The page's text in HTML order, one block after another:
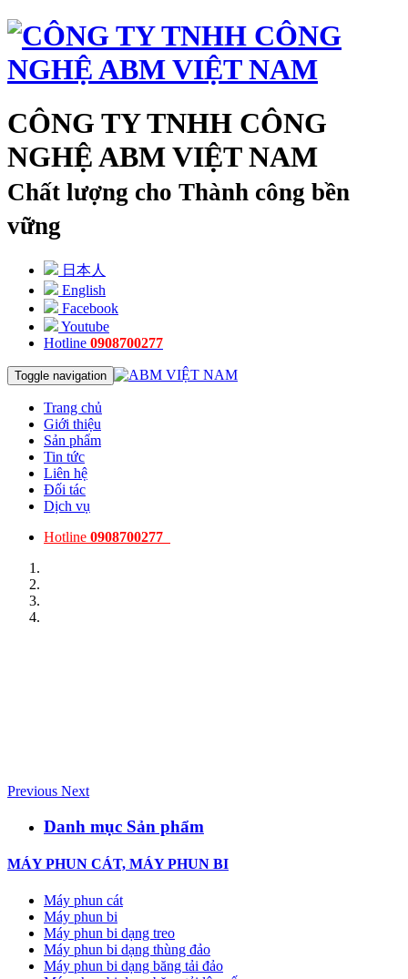
CÔNG TY TNHH CÔNG
NGHỆ ABM VIỆT NAM
Chất lượng cho Thành công bền
vững
日本人
English
Facebook
Youtube
Hotline 0908700277
Toggle navigation
Trang chủ
Giới thiệu
Sản phẩm
Tin tức
Liên hệ
Đối tác
Dịch vụ
Hotline 0908700277
Previous Next
Danh mục Sản phẩm
MÁY PHUN CÁT, MÁY PHUN BI
Máy phun cát
Máy phun bi
Máy phun bi dạng treo
Máy phun bi dạng thùng đảo
Máy phun bi dạng băng tải đảo